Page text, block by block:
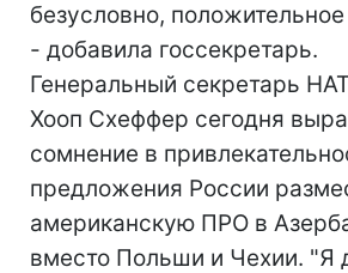
безусловно,
- добавила госсекретарь.
Генеральный секретарь
Хооп Схеффер сегодня
сомнение в
предложения России
американскую ПРО в
вместо Польши и Чехии. "Я